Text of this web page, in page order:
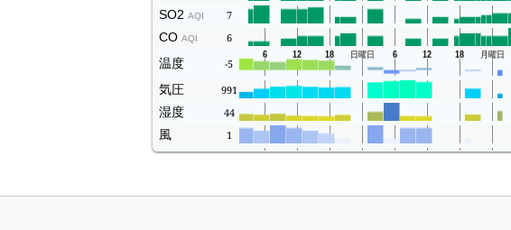
SO2 AQI 7
CO AQI 6
温度 -5
気圧 991
湿度 44
風 1
Rain 100